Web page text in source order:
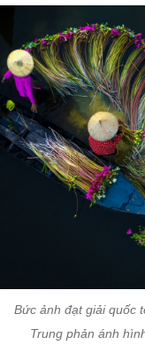
Bức ảnh đạt giải quốc
Trung phản ánh